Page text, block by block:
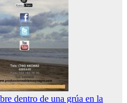
dentro de una grúa en la